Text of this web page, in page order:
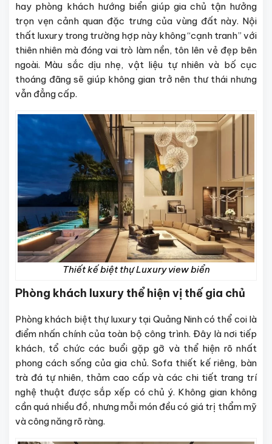
hay phòng khách hướng biển giúp gia chủ tận hưởng
trọn vẹn cảnh quan đặc trưng của vùng đất này. Nội
thất luxury trong trường hợp này không “cạnh tranh” với
thiên nhiên mà đóng vai trò làm nền, tôn lên vẻ đẹp bên
ngoài. Màu sắc dịu nhẹ, vật liệu tự nhiên và bố cục
thoáng đãng sẽ giúp không gian trở nên thư thái nhưng
vẫn đẳng cấp.
Thiết kế biệt thự Luxury view biển
Phòng khách luxury thể hiện vị thế gia chủ
Phòng khách biệt thự luxury tại Quảng Ninh có thể coi là
điểm nhấn chính của toàn bộ công trình. Đây là nơi tiếp
khách, tổ chức các buổi gặp gỡ và thể hiện rõ nhất
phong cách sống của gia chủ. Sofa thiết kế riêng, bàn
trà đá tự nhiên, thảm cao cấp và các chi tiết trang trí
nghệ thuật được sắp xếp có chủ ý. Không gian không
cần quá nhiều đồ, nhưng mỗi món đều có giá trị thẩm mỹ
và công năng rõ ràng.